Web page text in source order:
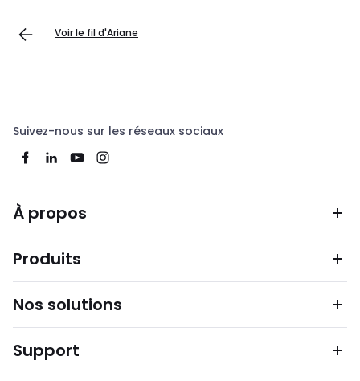
Voir le fil d'Ariane
Suivez-nous sur les réseaux sociaux
À propos
Produits
Nos solutions
Support